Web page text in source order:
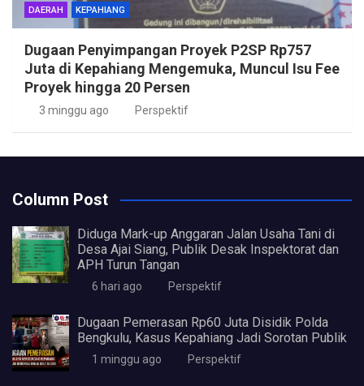
DAERAH KEPAHIANG
Dugaan Penyimpangan Proyek P2SP Rp757
Juta di Kepahiang Mengemuka, Muncul Isu Fee
Proyek hingga 20 Persen
3 minggu ago Perspektif
Column Post
Diduga Mark-up Anggaran Jalan Usaha Tani di
Desa Ajai Siang, Publik Desak Inspektorat dan
APH Turun Tangan
6 hari ago Perspektif
Dugaan Pemerasan Rp60 Juta Disidik Polda
Bengkulu, Kasus Kepahiang Jadi Sorotan Publik
1 minggu ago Perspektif